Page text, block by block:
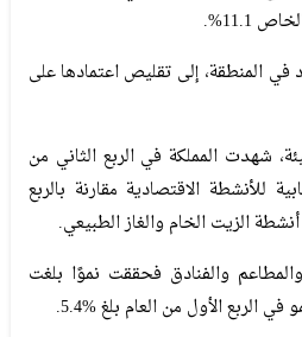
في المنطقة، إلى تقليص اعتمادها على
شهدت المملكة في الربع الثاني من
إيجابية للأنشطة الاقتصادية مقارنة بالربع
والفنادق فحققت نموًا بلغت